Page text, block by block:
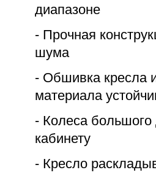
диапазоне
- Прочная
шума
- Обшивка кресла
материала
- Колеса большого
кабинету
- Кресло